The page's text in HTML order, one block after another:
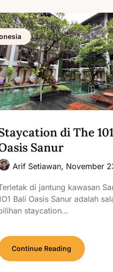
di The
Sanur
Arif Setiawan, November
di jantung kawasan
Bali Oasis Sanur adalah
staycation…
Continue Reading